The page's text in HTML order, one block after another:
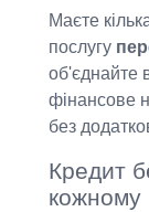
Маєте
послугу
об'єднайте
фінансове
без
Кредит
кожному